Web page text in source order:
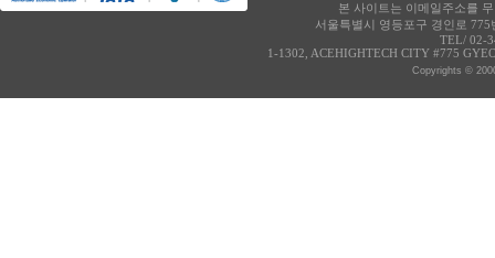
본 사이트는 이메일주소를
서울특별시 영등포구 경인로
TEL/ 02-
1-1302, ACEHIGHTECH CITY #775
Copyrights ©